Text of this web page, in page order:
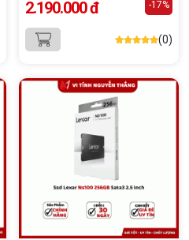
2.190.000 đ -17%
(0)